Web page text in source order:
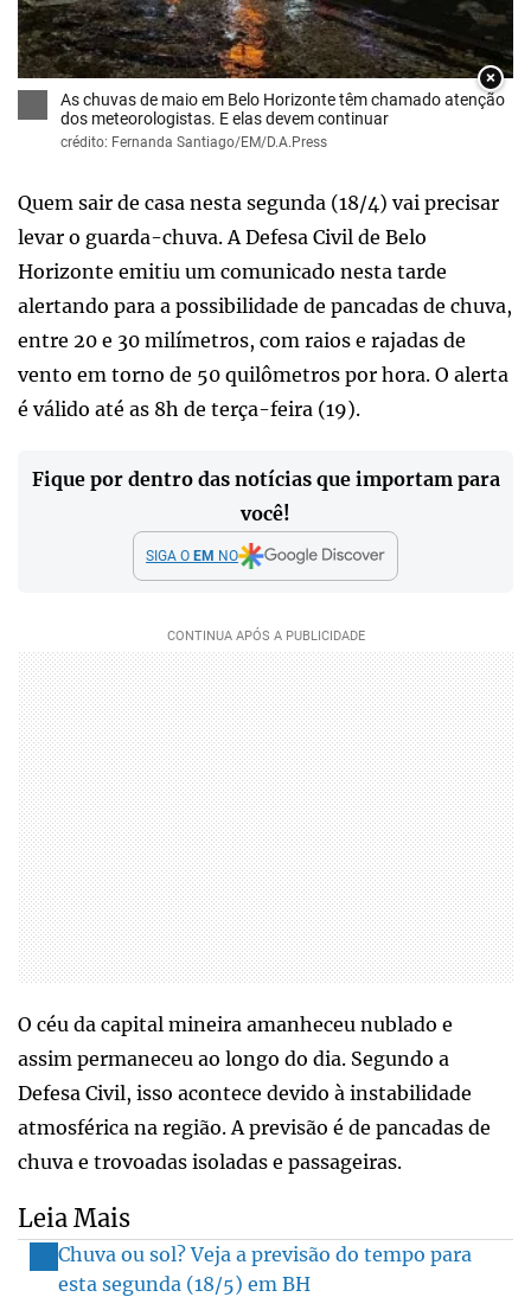
×
As chuvas de maio em Belo Horizonte têm chamado atenção
dos meteorologistas. E elas devem continuar
crédito: Fernanda Santiago/EM/D.A.Press
Quem sair de casa nesta segunda (18/4) vai precisar
levar o guarda-chuva. A Defesa Civil de Belo
Horizonte emitiu um comunicado nesta tarde
alertando para a possibilidade de pancadas de chuva,
entre 20 e 30 milímetros, com raios e rajadas de
vento em torno de 50 quilômetros por hora. O alerta
é válido até as 8h de terça-feira (19).
Fique por dentro das notícias que importam para
você!
SIGA O EM NO
O céu da capital mineira amanheceu nublado e
assim permaneceu ao longo do dia. Segundo a
Defesa Civil, isso acontece devido à instabilidade
atmosférica na região. A previsão é de pancadas de
chuva e trovoadas isoladas e passageiras.
Leia Mais
Chuva ou sol? Veja a previsão do tempo para
esta segunda (18/5) em BH